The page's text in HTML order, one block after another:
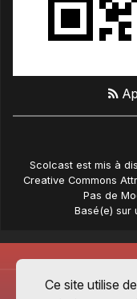
Scolcast est mis à
Creative Commons
Pas de
Basé(e) sur
Ce site utilise